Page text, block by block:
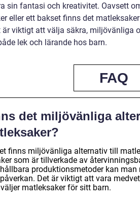
sin fantasi och kreativitet. Oavsett
eller ett bakset finns det
är viktigt att välja säkra, miljövänliga
lek och lärande hos barn.
FAQ
det miljövänliga
finns miljövänliga alternativ till
som är tillverkade av
produktionsmetoder kan man
Det är viktigt att vara
matleksaker för sitt barn.